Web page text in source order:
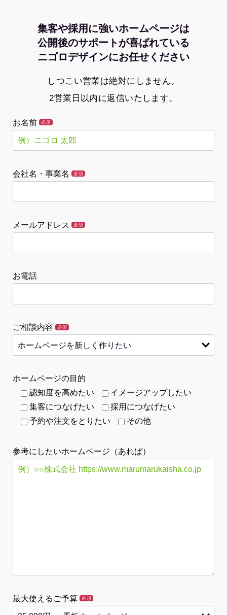
集客や採用に強いホームページは
公開後のサポートが喜ばれている
ニゴロデザインにお任せください
しつこい営業は絶対にしません。
2営業日以内に返信いたします。
お名前 必須
会社名・事業名 必須
メールアドレス 必須
お電話
ご相談内容 必須
ホームページの目的
認知度を高めたい
イメージアップしたい
集客につなげたい
採用につなげたい
予約や注文をとりたい
その他
参考にしたいホームページ（あれば）
最大使えるご予算 必須